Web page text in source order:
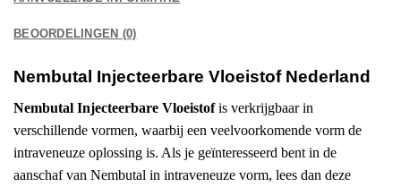
BEOORDELINGEN (0)
Nembutal Injecteerbare Vloeistof Nederland
Nembutal Injecteerbare Vloeistofis verkrijgbaar in
verschillende vormen, waarbij een veelvoorkomende vorm de
intraveneuze oplossing is. Als je geïnteresseerd bent in de
aanschaf van Nembutal in intraveneuze vorm, lees dan deze